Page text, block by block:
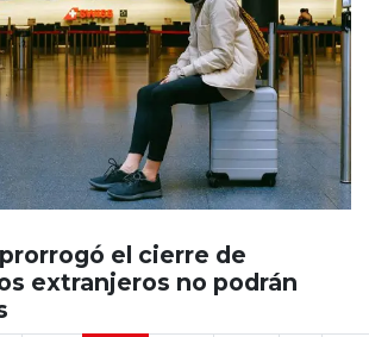
el cierre de
extranjeros no podrán